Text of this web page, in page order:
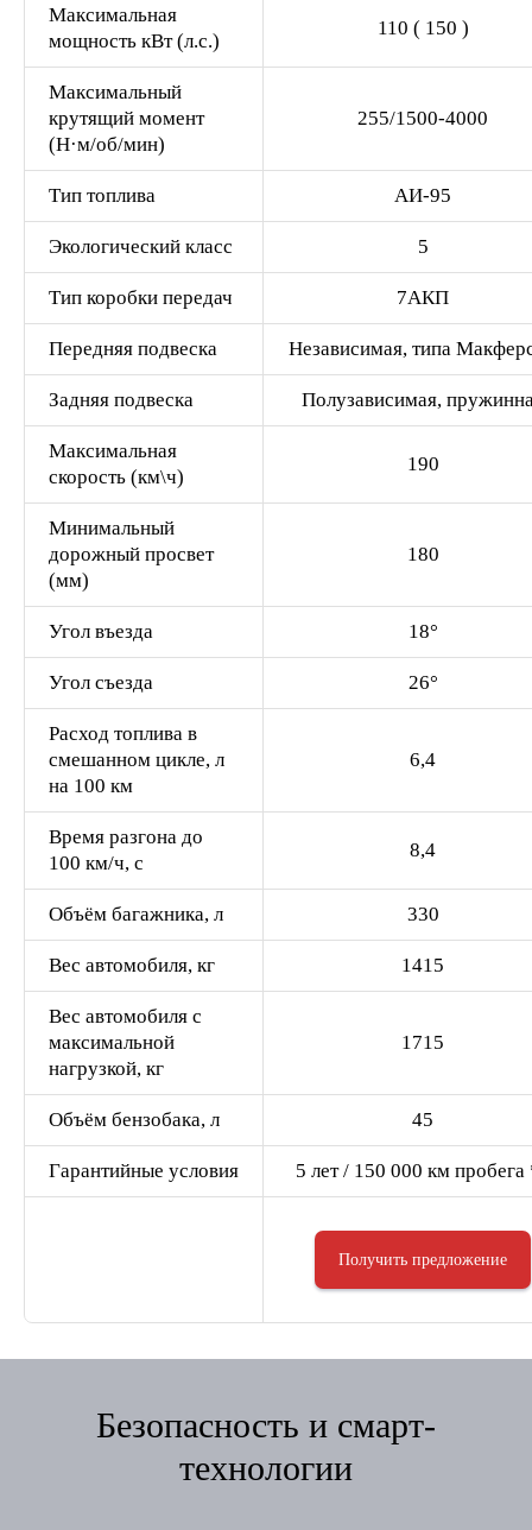
Максимальная
мощность кВт (л.с.)
110 ( 150 )
Максимальный
крутящий момент
(Н·м/об/мин)
255/1500-4000
Тип топлива АИ-95
Экологический класс 5
Тип коробки передач 7АКП
Передняя подвеска Независимая, типа
Задняя подвеска Полузависимая,
Максимальная
скорость (км\ч)
190
Минимальный
дорожный просвет
(мм)
180
Угол въезда 18°
Угол съезда 26°
Расход топлива в
смешанном цикле, л
на 100 км
6,4
Время разгона до
100 км/ч, с
8,4
Объём багажника, л 330
Вес автомобиля, кг 1415
Вес автомобиля с
максимальной
нагрузкой, кг
1715
Объём бензобака, л 45
Гарантийные условия 5 лет / 150 000 км
Получить предложение
Безопасность и смарт-
технологии